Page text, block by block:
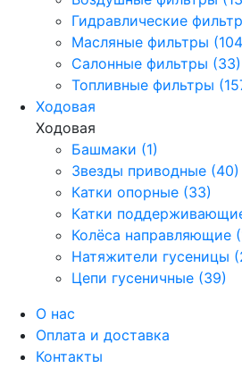
Гидравлические
Масляные фильтры
Салонные фильтры (33)
Топливные фильтры
Ходовая
Ходовая
Башмаки (1)
Звезды приводные (40)
Катки опорные (33)
Катки
Колёса направляющие
Натяжители гусеницы
Цепи гусеничные (39)
О нас
Оплата и доставка
Контакты